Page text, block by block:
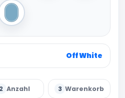
Blue
Off White
2 Anzahl 3 Warenkorb